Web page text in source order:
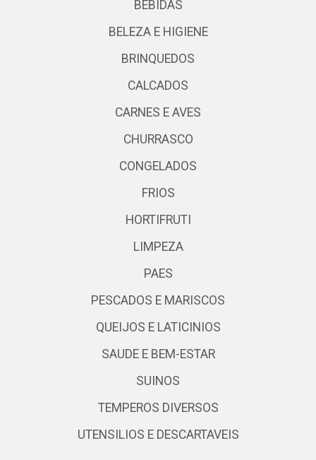
BEBIDAS
BELEZA E HIGIENE
BRINQUEDOS
CALCADOS
CARNES E AVES
CHURRASCO
CONGELADOS
FRIOS
HORTIFRUTI
LIMPEZA
PAES
PESCADOS E MARISCOS
QUEIJOS E LATICINIOS
SAUDE E BEM-ESTAR
SUINOS
TEMPEROS DIVERSOS
UTENSILIOS E DESCARTAVEIS